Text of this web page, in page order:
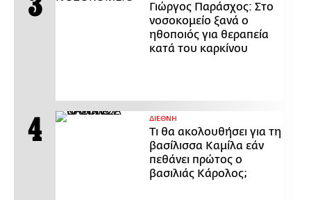
Γιώργος Παράσχος: Στο
νοσοκομείο ξανά ο
ηθοποιός για θεραπεία
κατά του καρκίνου
ΔΙΕΘΝΗ
Τι θα ακολουθήσει για τη
βασίλισσα Καμίλα εάν
πεθάνει πρώτος ο
βασιλιάς Κάρολος;